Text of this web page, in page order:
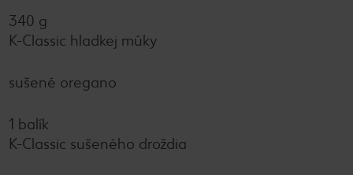
340 g
K-Classic hladkej múky
sušené oregano
1 balík
K-Classic sušeného droždia